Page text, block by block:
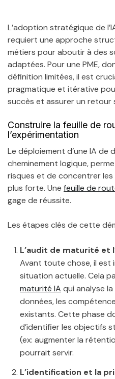
L’adoption stratégique de
requiert une approche
métiers pour aboutir à des
adaptées. Pour une PME,
définition limitées, il est
pragmatique et itérative
succès et assurer un retour
Construire la feuille de
l’expérimentation
Le déploiement d’une IA
cheminement logique,
risques et de concentrer
plus forte. Une feuille de
gage de réussite.
Les étapes clés de cette
L’audit de maturité et
Avant toute chose, il est
situation actuelle. Cela
maturité IA qui analyse
données, les
existants. Cette phase
d’identifier les objectifs
(ex: augmenter la
pourrait servir.
L’identification et la